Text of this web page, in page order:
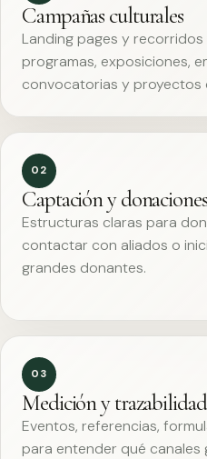
Campañas culturales
Landing pages y
programas, exposiciones,
convocatorias y proyectos
02
Captación y donaciones
Estructuras claras para
contactar con aliados o
grandes donantes.
03
Medición y trazabilidad
Eventos, referencias,
para entender qué canales